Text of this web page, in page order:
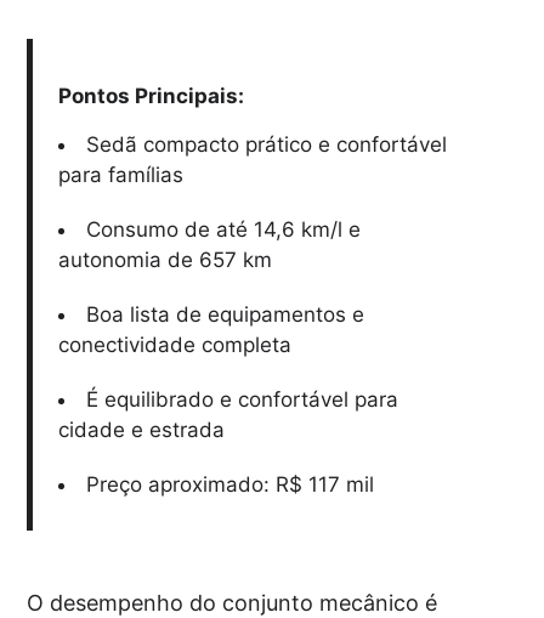
Pontos Principais:
Sedã compacto prático e confortável
para famílias
Consumo de até 14,6 km/l e
autonomia de 657 km
Boa lista de equipamentos e
conectividade completa
É equilibrado e confortável para
cidade e estrada
Preço aproximado: R$ 117 mil
O desempenho do conjunto mecânico é